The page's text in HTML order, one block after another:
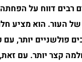
רבים דווח על
העור. הוא מציע
פולשניים יותר,
קצר יותר. עם